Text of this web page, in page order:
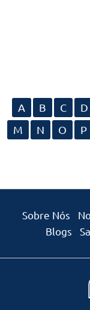
A B C D
M
N O P
Sobre Nós
Blogs